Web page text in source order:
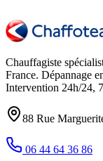
Chauffagiste
France. Dépannage
Intervention 24h/24,
88 Rue
06 44 64 36 86